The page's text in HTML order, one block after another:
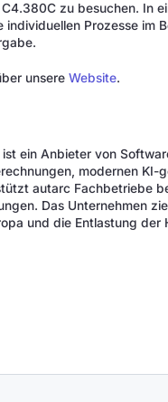
zu besuchen. In
Prozesse im
unsereWebsite.
ein Anbieter von
modernen KI-
autarc Fachbetriebe
Das Unternehmen
und die Entlastung